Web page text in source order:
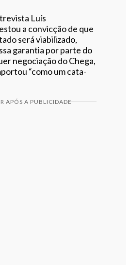
Luís
a convicção de que
será viabilizado,
garantia por parte do
negociação do Chega,
“como um cata-
APÓS A PUBLICIDADE